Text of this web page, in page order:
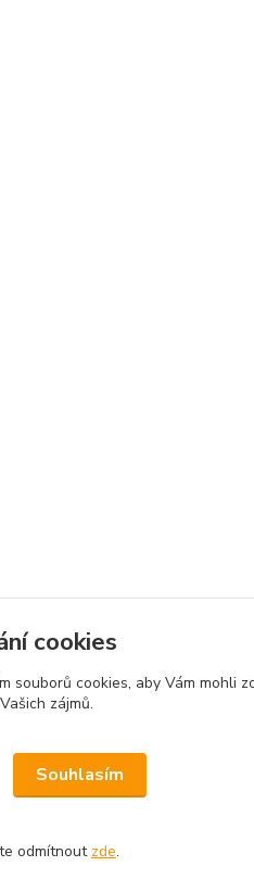
cookies
souborů cookies, aby Vám mohli
zájmů.
Souhlasím
odmítnout zde.